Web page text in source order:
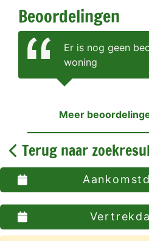
Beoordelingen
Er is nog geen
woning
Meer
Terug naar